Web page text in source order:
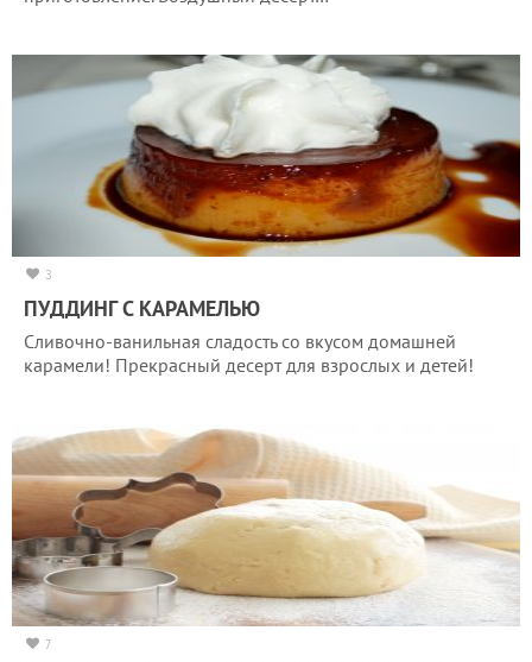
3
ПУДДИНГ С КАРАМЕЛЬЮ
Сливочно-ванильная сладость со вкусом домашней
карамели! Прекрасный десерт для взрослых и детей!
7